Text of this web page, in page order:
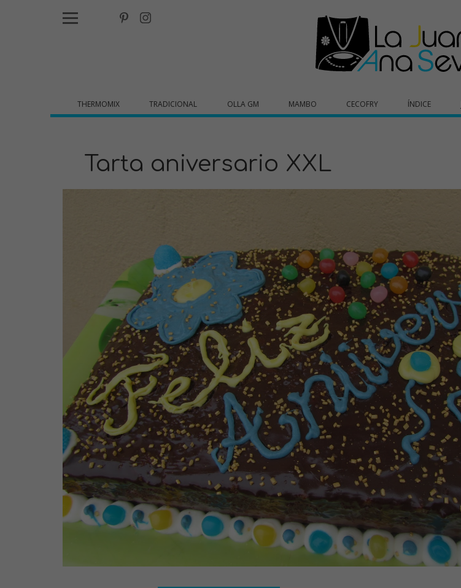
THERMOMIX TRADICIONAL OLLA GM MAMBO CECOFRY ÍNDICE
Tarta aniversario XXL